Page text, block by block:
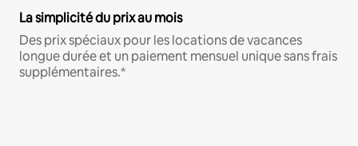
La simplicité du prix au mois
Des prix spéciaux pour les locations de vacances
longue durée et un paiement mensuel unique sans frais
supplémentaires.*